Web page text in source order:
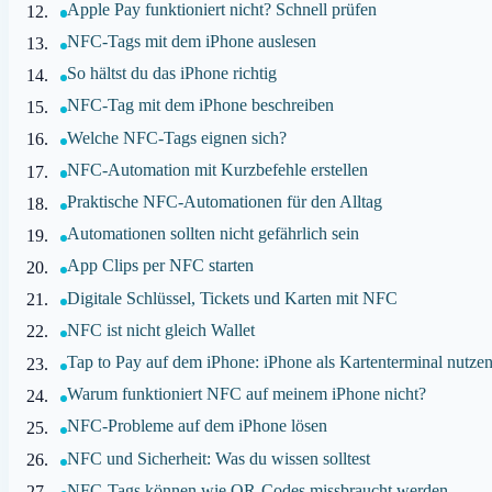
Apple Pay funktioniert nicht? Schnell prüfen
NFC-Tags mit dem iPhone auslesen
So hältst du das iPhone richtig
NFC-Tag mit dem iPhone beschreiben
Welche NFC-Tags eignen sich?
NFC-Automation mit Kurzbefehle erstellen
Praktische NFC-Automationen für den Alltag
Automationen sollten nicht gefährlich sein
App Clips per NFC starten
Digitale Schlüssel, Tickets und Karten mit NFC
NFC ist nicht gleich Wallet
Tap to Pay auf dem iPhone: iPhone als Kartenterminal
Warum funktioniert NFC auf meinem iPhone nicht?
NFC-Probleme auf dem iPhone lösen
NFC und Sicherheit: Was du wissen solltest